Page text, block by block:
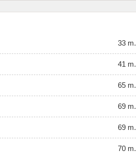
33 m.
41 m.
65 m.
69 m.
69 m.
70 m.